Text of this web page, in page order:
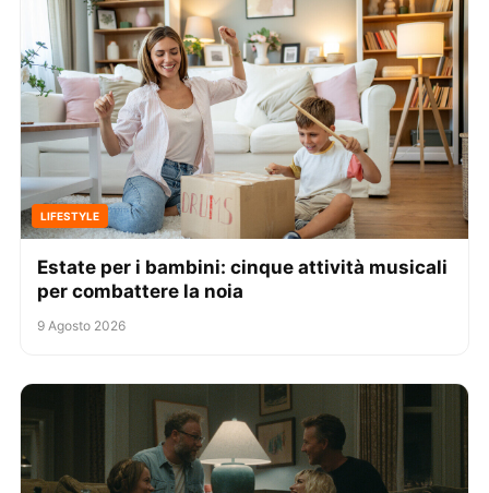
LIFESTYLE
Estate per i bambini: cinque attività musicali
per combattere la noia
9 Agosto 2026